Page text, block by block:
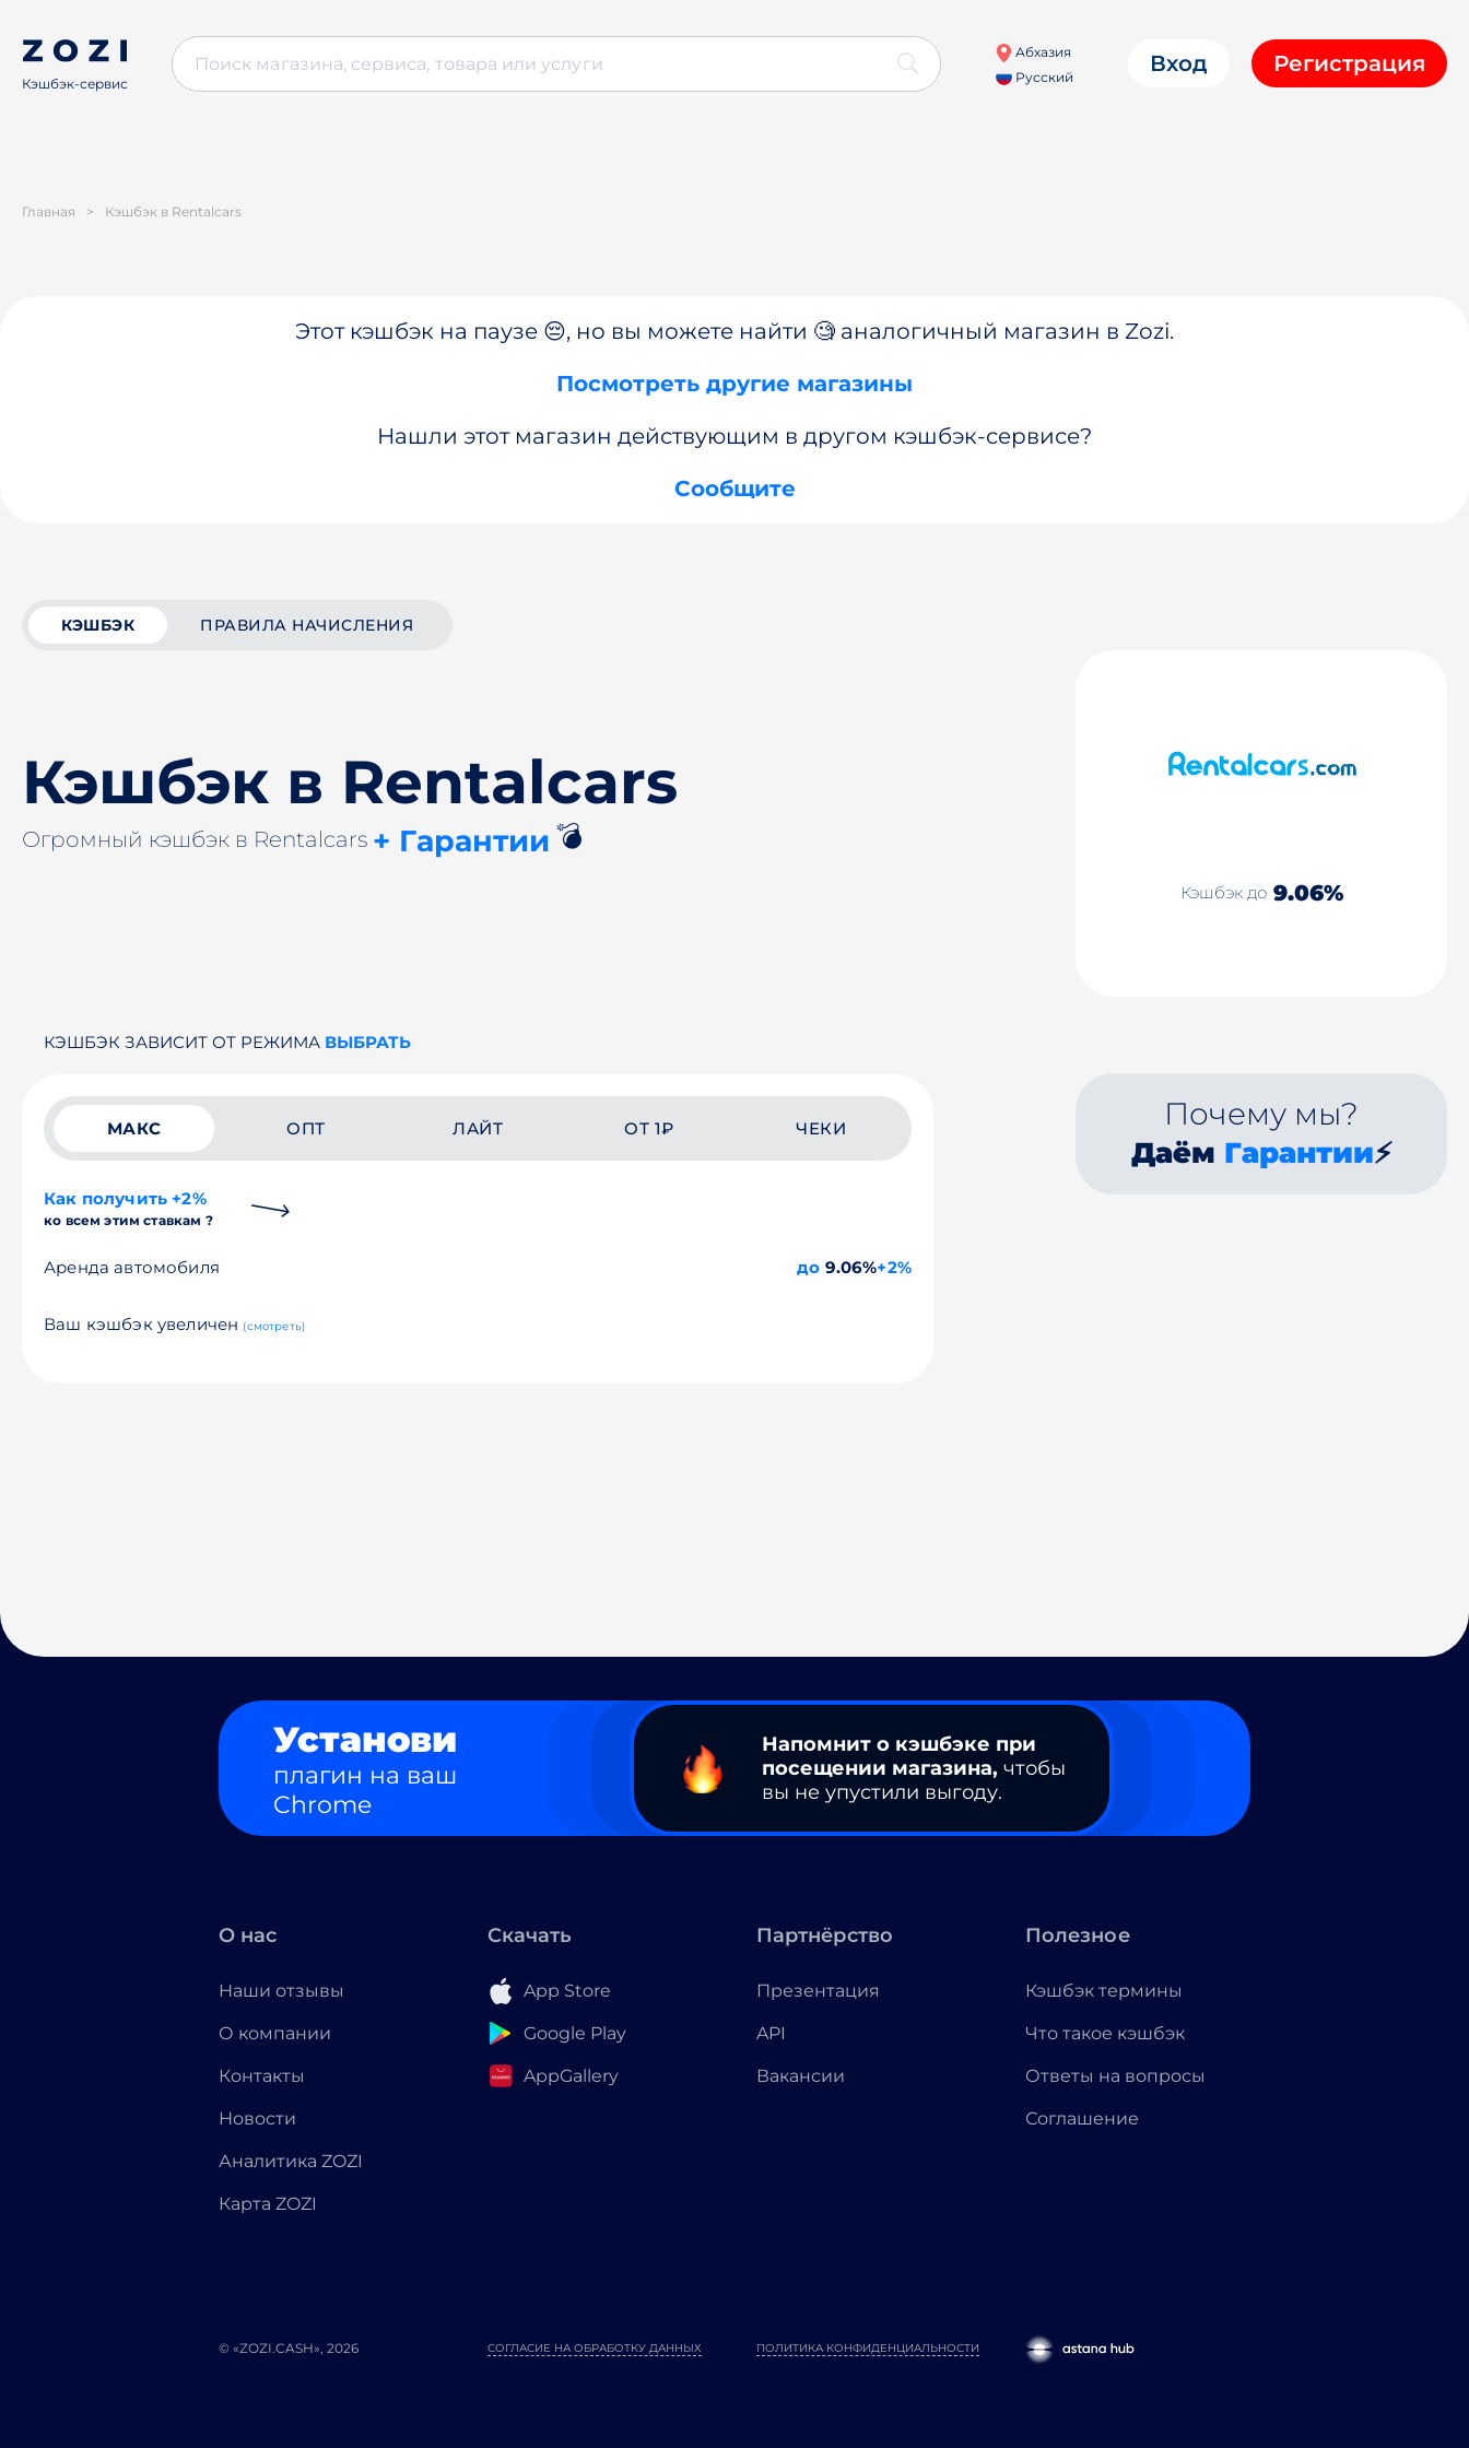
Кэшбэк-сервис
Абхазия
Русский
Вход Регистрация
Главная > Кэшбэк в Rentalcars
Этот кэшбэк на паузе 😔, но вы можете найти 🧐 аналогичный магазин в Zozi.
Посмотреть другие магазины
Нашли этот магазин действующим в другом кэшбэк-сервисе?
Сообщите
КЭШБЭК ПРАВИЛА НАЧИСЛЕНИЯ
Кэшбэк в Rentalcars
Огромный кэшбэк в Rentalcars + Гарантии 💣
Кэшбэк до 9.06%
КЭШБЭК ЗАВИСИТ ОТ РЕЖИМА ВЫБРАТЬ
МАКС ОПТ ЛАЙТ ОТ 1₽ ЧЕКИ
Как получить +2%
ко всем этим ставкам ?
Аренда автомобиля до 9.06%+2%
Ваш кэшбэк увеличен (смотреть)
Почему мы?
Даём Гарантии⚡
Установи
плагин на ваш
Chrome
Напомнит о кэшбэке при
посещении магазина, чтобы
вы не упустили выгоду.
О нас
Наши отзывы
О компании
Контакты
Новости
Аналитика ZOZI
Карта ZOZI
Скачать
App Store
Google Play
AppGallery
Партнёрство
Презентация
API
Вакансии
Полезное
Кэшбэк термины
Что такое кэшбэк
Ответы на вопросы
Соглашение
© «ZOZI.CASH», 2026 ПОЛИТИКА КОНФИДЕНЦИАЛЬНОСТИ
СОГЛАСИЕ НА ОБРАБОТКУ ДАННЫХ